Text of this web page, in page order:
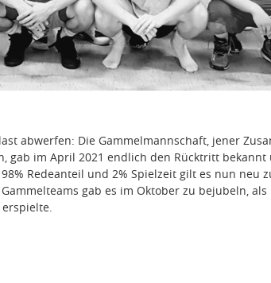
abwerfen: Die Gammelmannschaft, jener
gab im April 2021 endlich den Rücktritt bekannt
Redeanteil und 2% Spielzeit gilt es nun neu
gab es im Oktober zu bejubeln,